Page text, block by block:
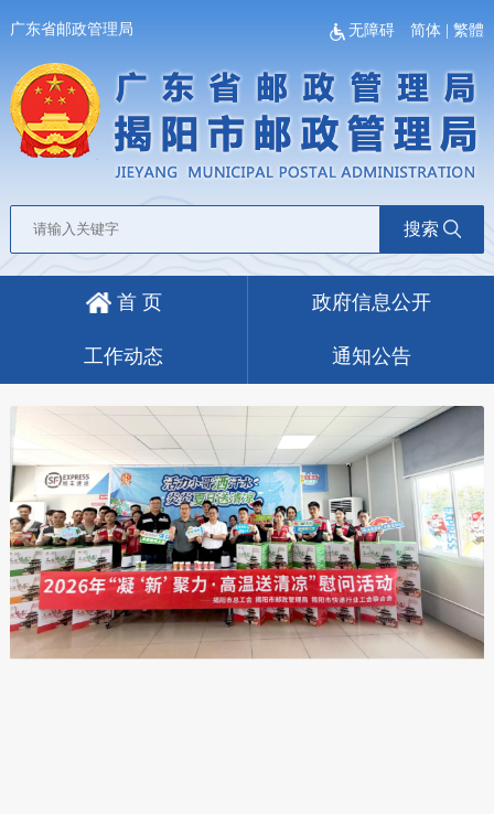
广东省邮政管理局 无障碍 简体 |繁體
搜索
首 页 政府信息公开
工作动态 通知公告